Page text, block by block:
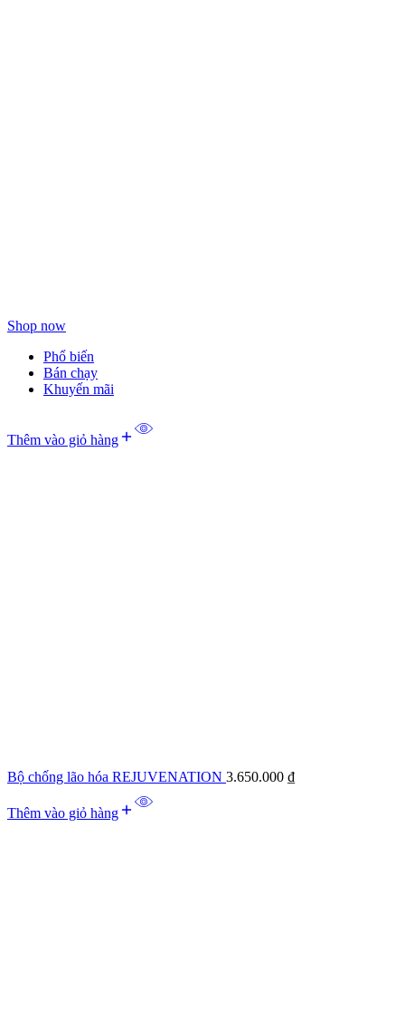
Shop now
Phổ biến
Bán chạy
Khuyến mãi
Thêm vào giỏ hàng
Bộ chống lão hóa REJUVENATION 3.650.000 ₫
Thêm vào giỏ hàng